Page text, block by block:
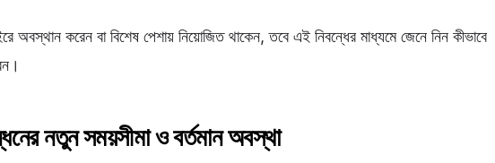
অবস্থান করেন বা বিশেষ পেশায় নিয়োজিত থাকেন, তবে এই নিবন্ধের মাধ্যমে জেনে নিন কীভাবে
নতুন সময়সীমা ও বর্তমান অবস্থা